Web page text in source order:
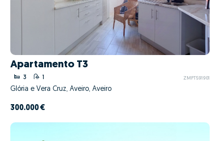
Apartamento T3
3 1 ZMPT591901
Glória e Vera Cruz, Aveiro, Aveiro
300.000 €